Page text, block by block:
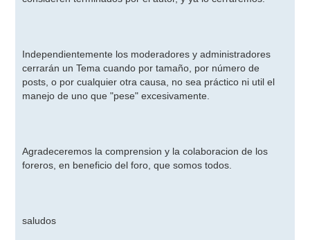
Independientemente los moderadores y administradores
cerrarán un Tema cuando por tamaño, por número de
posts, o por cualquier otra causa, no sea práctico ni util el
manejo de uno que "pese" excesivamente.
Agradeceremos la comprension y la colaboracion de los
foreros, en beneficio del foro, que somos todos.
saludos